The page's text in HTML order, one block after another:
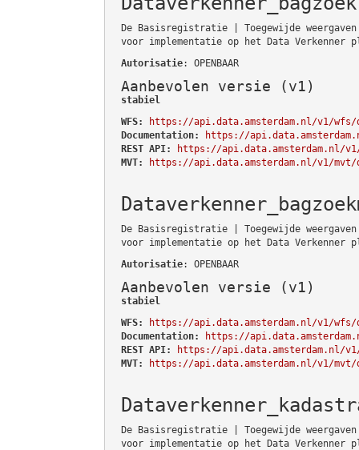
De Basisregistratie | Toegewijde
voor implementatie op het Data Verkenner
Autorisatie: OPENBAAR
Aanbevolen versie (v1)
stabiel
WFS:
https://api.data.amsterdam.nl/v1/wfs/
Documentation:
https://
REST API:
https://api.data.amsterdam.nl/
MVT:
https://api.data.amsterdam.nl/v1/mvt/
De Basisregistratie | Toegewijde
voor implementatie op het Data Verkenner
Autorisatie: OPENBAAR
Aanbevolen versie (v1)
stabiel
WFS:
https://api.data.amsterdam.nl/v1/wfs/
Documentation:
https://
REST API:
https://api.data.amsterdam.nl/v1/
MVT:
https://api.data.amsterdam.nl/v1/mvt/
De Basisregistratie | Toegewijde
voor implementatie op het Data Verkenner